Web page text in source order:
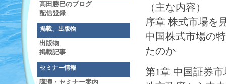
高田勝巳のブログ
配信登録
掲載、出版物
出版物
掲載記事
セミナー情報
講演・セミナー案内
（主な内容）
序章 株式市場を
中国株式市場の
たのか
第1章 中国証券